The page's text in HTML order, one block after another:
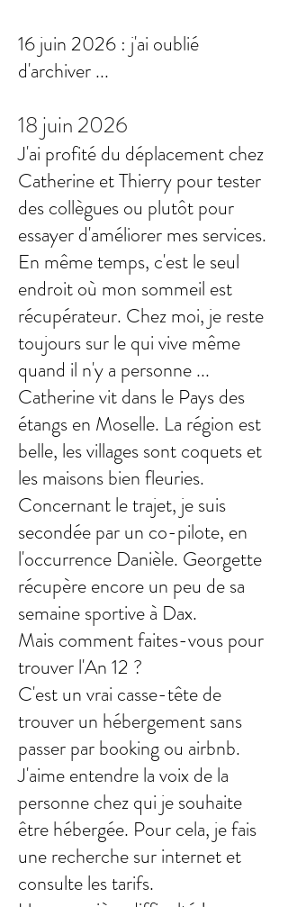
16 juin 2026 : j'ai oublié
d'archiver ...
18 juin 2026
J'ai profité du déplacement chez
Catherine et Thierry pour tester
des collègues ou plutôt pour
essayer d'améliorer mes services.
En même temps, c'est le seul
endroit où mon sommeil est
récupérateur. Chez moi, je reste
toujours sur le qui vive même
quand il n'y a personne ...
Catherine vit dans le Pays des
étangs en Moselle. La région est
belle, les villages sont coquets et
les maisons bien fleuries.
Concernant le trajet, je suis
secondée par un co-pilote, en
l'occurrence Danièle. Georgette
récupère encore un peu de sa
semaine sportive à Dax.
Mais comment faites-vous pour
trouver l'An 12 ?
C'est un vrai casse-tête de
trouver un hébergement sans
passer par booking ou airbnb.
J'aime entendre la voix de la
personne chez qui je souhaite
être hébergée. Pour cela, je fais
une recherche sur internet et
consulte les tarifs.